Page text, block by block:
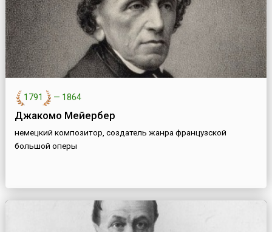
1791 — 1864
Джакомо Мейербер
немецкий композитор, создатель жанра французской
большой оперы